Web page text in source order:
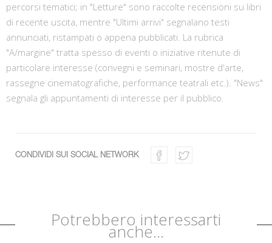
percorsi tematici; in "Letture" sono raccolte recensioni su libri
di recente uscita, mentre "Ultimi arrivi" segnalano testi
annunciati, ristampati o appena pubblicati. La rubrica
"A/margine" tratta spesso di eventi o iniziative ritenute di
particolare interesse (convegni e seminari, mostre d'arte,
rassegne cinematografiche, performance teatrali etc.). "News"
segnala gli appuntamenti di interesse per il pubblico.
CONDIVIDI SUI SOCIAL NETWORK
Potrebbero interessarti
anche...